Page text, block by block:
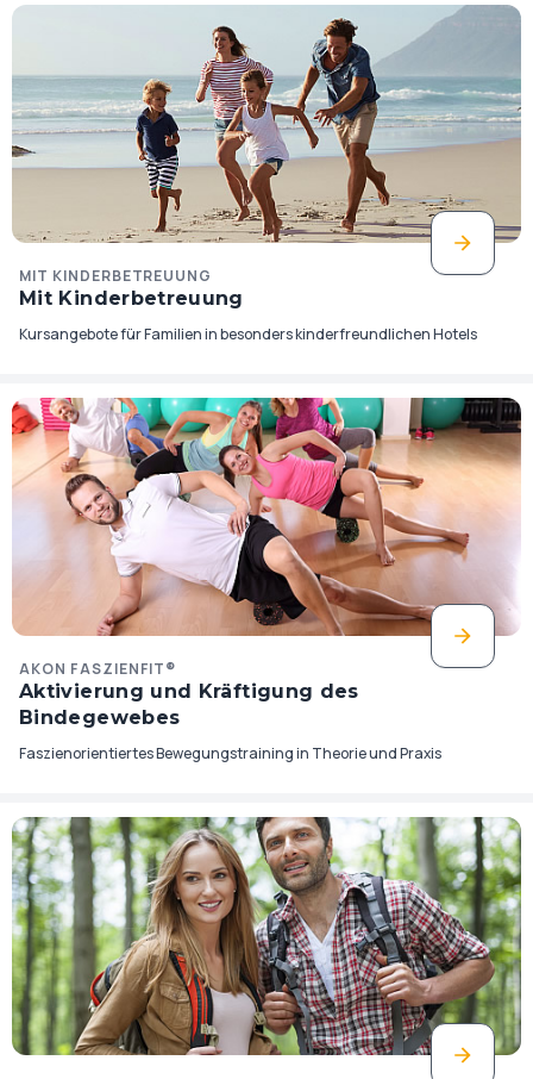
MIT KINDERBETREUUNG
Mit Kinderbetreuung
Kursangebote für Familien in besonders kinderfreundlichen Hotels
AKON FASZIENFIT®
Aktivierung und Kräftigung des
Bindegewebes
Faszienorientiertes Bewegungstraining in Theorie und Praxis